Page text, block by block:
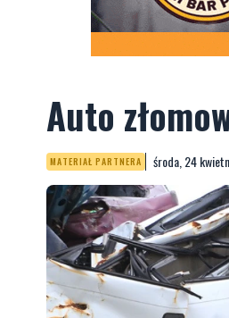
Auto
MATERIAŁ PARTNERA środa, 24